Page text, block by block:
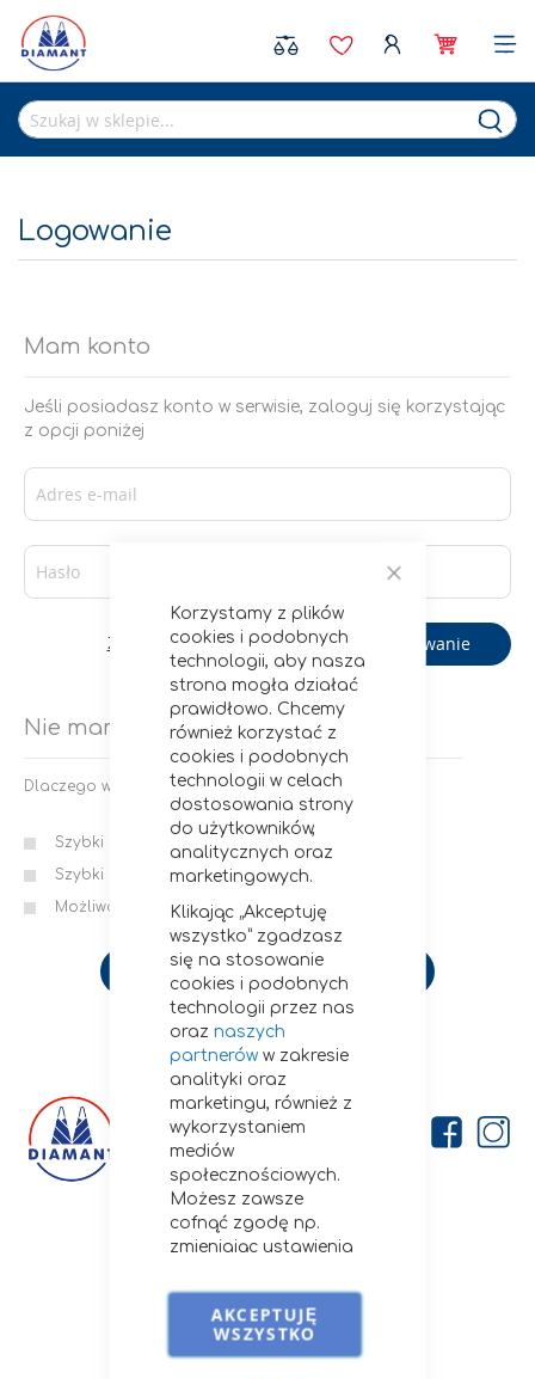
Zamknij
Korzystamy z plików
cookies i podobnych
technologii, aby nasza
strona mogła działać
prawidłowo. Chcemy
również korzystać z
cookies i podobnych
technologii w celach
dostosowania strony
do użytkowników,
analitycznych oraz
marketingowych.
Klikając „Akceptuję
wszystko” zgadzasz
się na stosowanie
cookies i podobnych
technologii przez nas
oraz naszych
partneróww zakresie
analityki oraz
marketingu, również z
wykorzystaniem
mediów
społecznościowych.
Możesz zawsze
cofnąć zgodę np.
zmieniając ustawienia
lub zmieniając
ustawienia
przeglądarki.
AKCEPTUJĘ
WSZYSTKO
Logowanie
Mam konto
Jeśli posiadasz konto w serwisie, zaloguj się korzystając
z opcji poniżej
Logowanie
Zapomniałeś hasła?
Nie mam konta
Dlaczego warto założyć u nas konto?
Szybki i wygodny proces zamawiania
Szybki dostęp do statusów i historii zamówień
Możliwość zapisania wielu adresów wysyłki
Utwórz konto
Firma
Kontakt
Porady i przepisy